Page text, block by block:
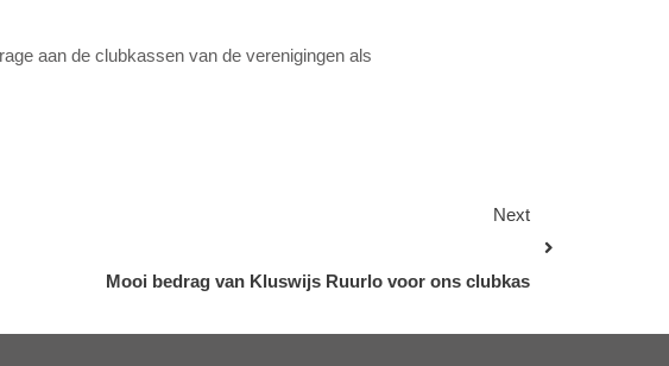
aan de clubkassen van de verenigingen als
Next
Mooi bedrag van Kluswijs Ruurlo voor ons clubkas